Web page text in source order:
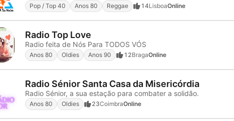
Pop / Top 40 Anos 80 Reggae 14LisboaOnline
Radio Top Love
Radio feita de Nós Para TODOS VÓS
Anos 80 Oldies Anos 90 12BragaOnline
Radio Sénior Santa Casa da Misericórdia
Radio Sénior, a sua estação para combater a solidão.
Anos 80 Oldies 23CoimbraOnline